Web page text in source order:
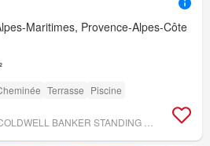
Maritimes, Provence-Alpes-Côte
Terrasse Piscine